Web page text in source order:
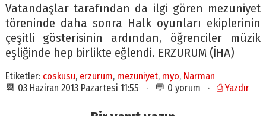
Vatandaşlar tarafından da ilgi gören mezuniyet
töreninde daha sonra Halk oyunları ekiplerinin
çeşitli gösterisinin ardından, öğrenciler müzik
eşliğinde hep birlikte eğlendi. ERZURUM (İHA)
Etiketler: coskusu, erzurum, mezuniyet, myo, Narman
📆 03 Haziran 2013 Pazartesi 11:55 · 💬 0 yorum · ⎙ Yazdır